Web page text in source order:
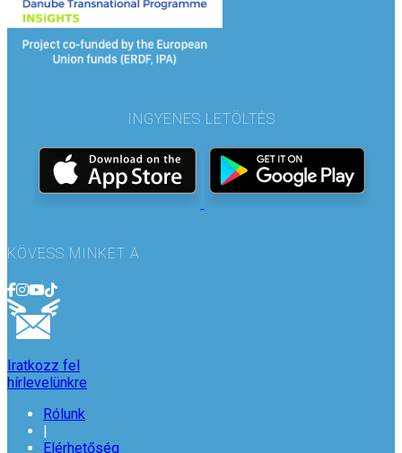
INGYENES LETÖLTÉS
KÖVESS MINKET A
Iratkozz fel
hírlevelünkre
Rólunk
|
Elérhetőség